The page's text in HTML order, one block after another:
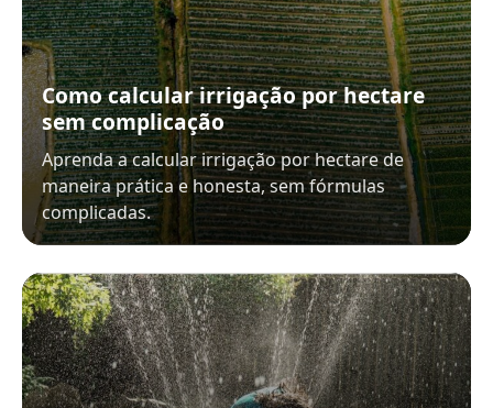
Como calcular irrigação por hectare
sem complicação
Aprenda a calcular irrigação por hectare de
maneira prática e honesta, sem fórmulas
complicadas.